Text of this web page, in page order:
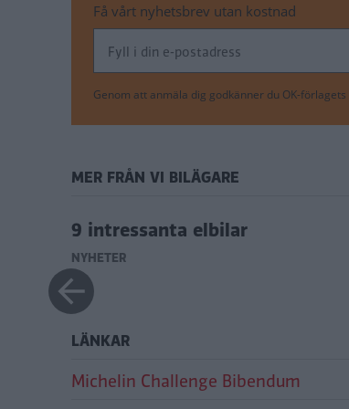
Få vårt nyhetsbrev utan kostnad
Genom att anmäla dig godkänner du OK-förlagets
MER FRÅN VI BILÄGARE
9 intressanta elbilar
NYHETER
LÄNKAR
Michelin Challenge Bibendum